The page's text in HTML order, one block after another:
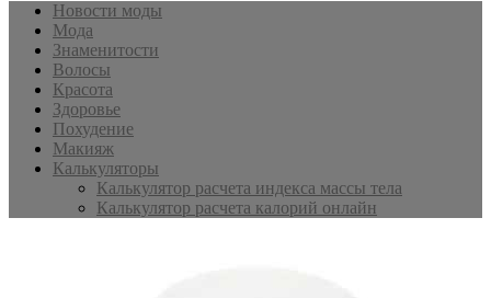
Новости моды
Мода
Знаменитости
Волосы
Красота
Здоровье
Похудение
Макияж
Калькуляторы
Калькулятор расчета индекса массы тела
Калькулятор расчета калорий онлайн